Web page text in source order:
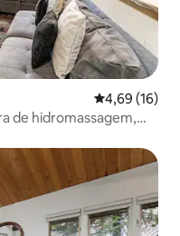
4,69 de uma
4,69 (16)
de hidromassagem,